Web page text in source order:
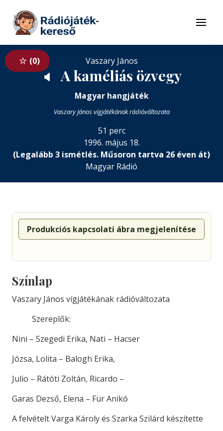
Tovább a tartalomhoz
Menü
0 Vaszary János
🔈 A kaméliás özvegy
Magyar hangjáték
Vaszary János vígjátékának rádióváltozata
51 perc
1996. május 18.
(Legalább 3 ismétlés. Műsoron tartva 26 éven át)
Magyar Rádió
Produkciós kapcsolati ábra megjelenítése
Színlap
Vaszary János vígjátékának rádióváltozata
Szereplők:
Nini – Szegedi Erika, Nati – Hacser
Józsa, Lolita – Balogh Erika,
Julio – Rátóti Zoltán, Ricardo –
Garas Dezső, Elena – Für Anikó
A felvételt Varga Károly és Szarka Szilárd készítette